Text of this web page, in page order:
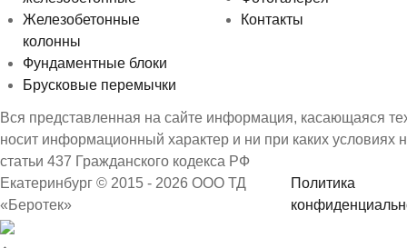
Железобетонные
колонны
Фундаментные блоки
Брусковые перемычки
Контакты
Вся представленная на сайте информация, касающаяся
носит информационный характер и ни при каких
статьи 437 Гражданского кодекса РФ
Екатеринбург © 2015 - 2026 ООО ТД
«Беротек»
Политика